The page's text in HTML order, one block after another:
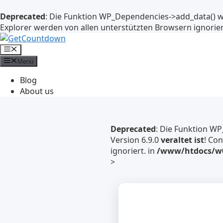
Deprecated: Die Funktion WP_Dependencies-
Explorer werden von allen unterstützten Browsern
Zum
Inhalt
springen
Menü
Menü
Blog
About us
Deprecated: Die Funktion
Version 6.9.0veraltet ist!
ignoriert. in /www/htdocs/
>